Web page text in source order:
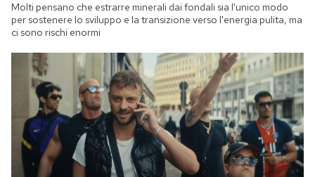
Molti pensano che estrarre minerali dai fondali sia l'unico modo
per sostenere lo sviluppo e la transizione verso l'energia pulita, ma
ci sono rischi enormi